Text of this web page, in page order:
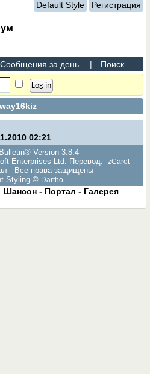
Default Style Регистрация
Сообщения за день | Поиск
02:21
Version 3.8.4
Enterprises Ltd. Перевод:
zCarot
- Все права защищены
Styling © Dartho
Шансон - Портал - Галерея